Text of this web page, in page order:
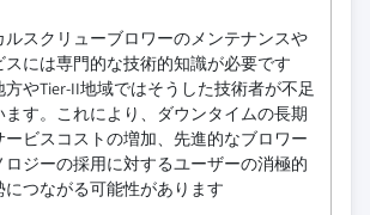
ルスクリューブロワーのメンテナンスや
スには専門的な技術的知識が必要です
方やTier-II地域ではそうした技術者が不足
ます。これにより、ダウンタイムの長期
ービスコストの増加、先進的なブロワー
ロジーの採用に対するユーザーの消極的
につながる可能性があります